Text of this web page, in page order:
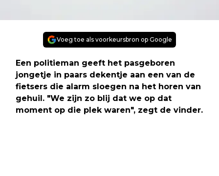
Voeg toe als voorkeursbron op Google
Een politieman geeft het pasgeboren
jongetje in paars dekentje aan een van de
fietsers die alarm sloegen na het horen van
gehuil. "We zijn zo blij dat we op dat
moment op die plek waren", zegt de vinder.